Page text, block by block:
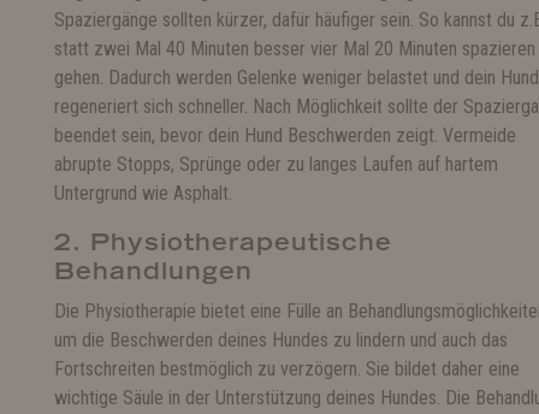
Spaziergänge sollten kürzer, dafür häufiger sein. So kannst du
statt zwei Mal 40 Minuten besser vier Mal 20 Minuten spazieren
gehen. Dadurch werden Gelenke weniger belastet und dein Hund
regeneriert sich schneller. Nach Möglichkeit sollte der
beendet sein, bevor dein Hund Beschwerden zeigt. Vermeide
abrupte Stopps, Sprünge oder zu langes Laufen auf hartem
Untergrund wie Asphalt.
2. Physiotherapeutische
Behandlungen
Die Physiotherapie bietet eine Fülle an
um die Beschwerden deines Hundes zu lindern und auch das
Fortschreiten bestmöglich zu verzögern. Sie bildet daher eine
wichtige Säule in der Unterstützung deines Hundes. Die